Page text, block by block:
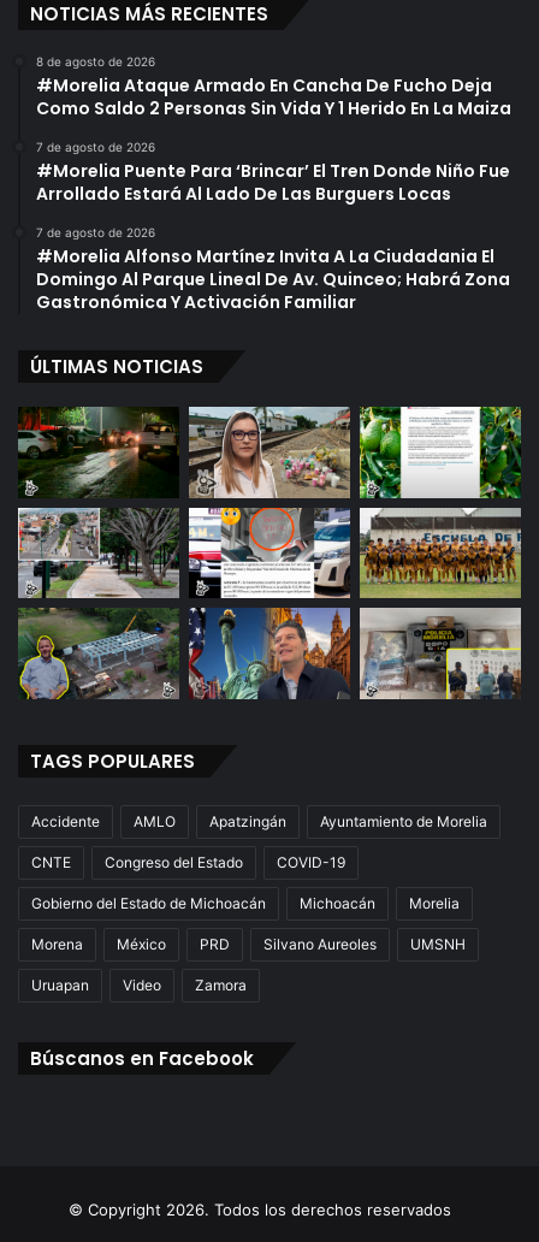
NOTICIAS MÁS RECIENTES
8 de agosto de 2026
#Morelia Ataque Armado En Cancha De Fucho Deja
Como Saldo 2 Personas Sin Vida Y 1 Herido En La Maiza
7 de agosto de 2026
#Morelia Puente Para ‘Brincar’ El Tren Donde Niño Fue
Arrollado Estará Al Lado De Las Burguers Locas
7 de agosto de 2026
#Morelia Alfonso Martínez Invita A La Ciudadania El
Domingo Al Parque Lineal De Av. Quinceo; Habrá Zona
Gastronómica Y Activación Familiar
ÚLTIMAS NOTICIAS
TAGS POPULARES
Accidente AMLO Apatzingán Ayuntamiento de Morelia
CNTE Congreso del Estado COVID-19
Gobierno del Estado de Michoacán Michoacán Morelia
Morena México PRD Silvano Aureoles UMSNH
Uruapan Video Zamora
Búscanos en Facebook
© Copyright 2026. Todos los derechos reservados